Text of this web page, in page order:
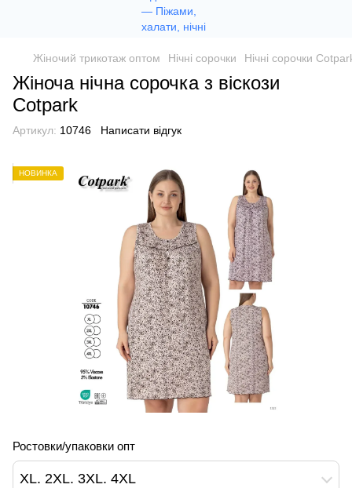
Жіночий трикотаж оптом Нічні сорочки Нічні сорочки
Жіноча нічна сорочка з віскози
Сotpark
Артикул: 10746 Написати відгук
НОВИНКА
Ростовки/упаковки опт
XL. 2XL. 3XL. 4XL